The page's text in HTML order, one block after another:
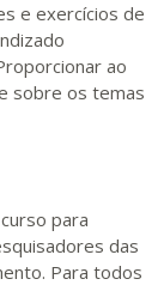
e exercícios de
ao
sobre os temas
para
das
Para todos